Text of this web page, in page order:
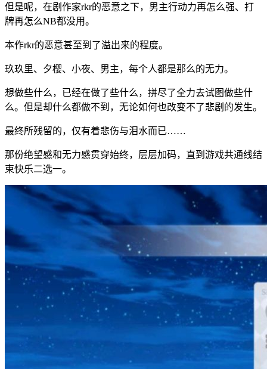
但是呢，在剧作家rkr的恶意之下，男主行动力再怎么强、打
牌再怎么NB都没用。
本作rkr的恶意甚至到了溢出来的程度。
玖玖里、夕樱、小夜、男主，每个人都是那么的无力。
想做些什么，已经在做了些什么，拼尽了全力去试图做些什
么。但是却什么都做不到，无论如何也改变不了悲剧的发生。
最终所残留的，仅有着悲伤与泪水而已……
那份绝望感和无力感贯穿始终，层层加码，直到游戏共通线结
束快乐二选一。